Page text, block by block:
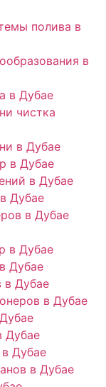
полива в
в
в Дубае
чистка
в Дубае
в Дубае
в Дубае
Дубае
в Дубае
в Дубае
Дубае
в Дубае
в Дубае
Дубае
Дубае
в Дубае